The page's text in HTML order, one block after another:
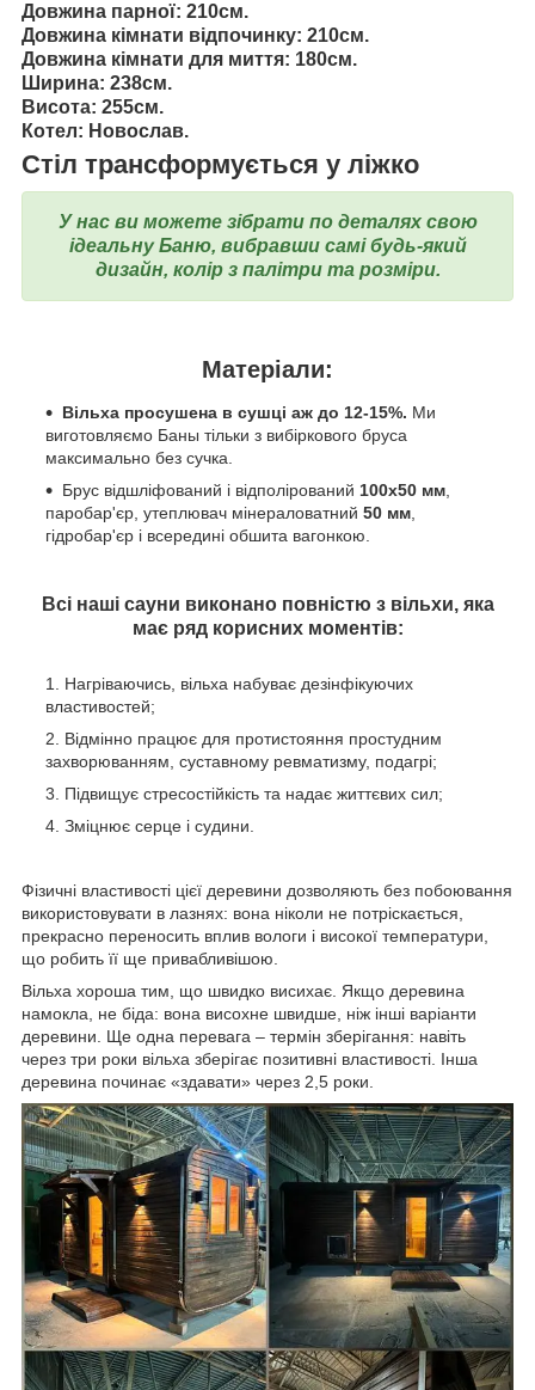
Довжина парної: 210см.
Довжина кімнати відпочинку: 210см.
Довжина кімнати для миття: 180см.
Ширина: 238см.
Висота: 255см.
Котел: Новослав.
Стіл трансформується у ліжко
У нас ви можете зібрати по деталях свою
ідеальну Баню, вибравши самі будь-який
дизайн, колір з палітри та розміри.
Матеріали:
Вільха просушена в сушці аж до 12-15%. Ми
виготовляємо Баны тільки з вибіркового бруса
максимально без сучка.
Брус відшліфований і відполірований 100х50 мм
паробар'єр, утеплювач мінераловатний 50 мм
гідробар'єр і всередині обшита вагонкою.
Всі наші сауни виконано повністю з вільхи, яка
має ряд корисних моментів:
Нагріваючись, вільха набуває дезінфікуючих
властивостей;
Відмінно працює для протистояння простудним
захворюванням, суставному ревматизму, подагрі;
Підвищує стресостійкість та надає життєвих сил;
Зміцнює серце і судини.
Фізичні властивості цієї деревини дозволяють без побоювання
використовувати в лазнях: вона ніколи не потріскається,
прекрасно переносить вплив вологи і високої температури,
що робить її ще привабливішою.
Вільха хороша тим, що швидко висихає. Якщо деревина
намокла, не біда: вона висохне швидше, ніж інші варіанти
деревини. Ще одна перевага – термін зберігання: навіть
через три роки вільха зберігає позитивні властивості. Інша
деревина починає «здавати» через 2,5 роки.